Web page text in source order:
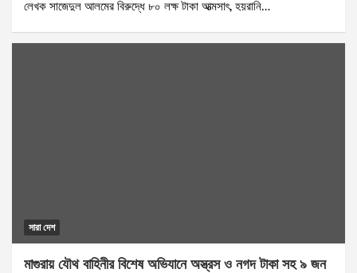
লেখক সাজেদুল আলমের বিরুদ্ধে ৮০ লক্ষ টাকা আত্মসাৎ, হয়রানি…
সারা দেশ
মাগুরায় যৌথ বাহিনীর বিশেষ অভিযানে অস্ত্রস ও নগদ টাকা সহ ৯ জন